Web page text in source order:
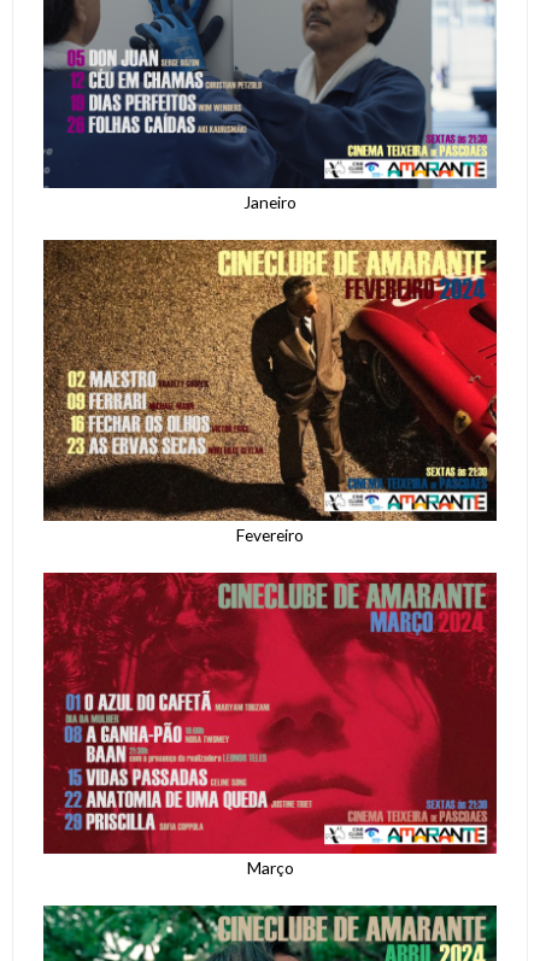
Janeiro
Fevereiro
Março